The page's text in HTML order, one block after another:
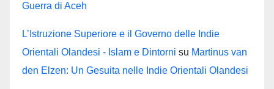
Guerra di Aceh
L’Istruzione Superiore e il Governo delle Indie
Orientali Olandesi - Islam e Dintorni su Martinus van
den Elzen: Un Gesuita nelle Indie Orientali Olandesi